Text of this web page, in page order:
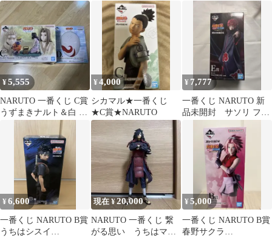
¥5,555
NARUTO 一番くじ C賞
うずまきナルト＆白 D
¥4,000
シカマル★一番くじ
★C賞★NARUTO
¥ 7,777
一番くじ NARUTO 新
品未開封 サソリ フィ
¥6,600
一番くじ NARUTO B賞
うちはシスイ
現在 ¥20,000
NARUTO 一番くじ 繋
がる思い うちはマダ
¥5,000
一番くじ NARUTO B賞
春野サクラ